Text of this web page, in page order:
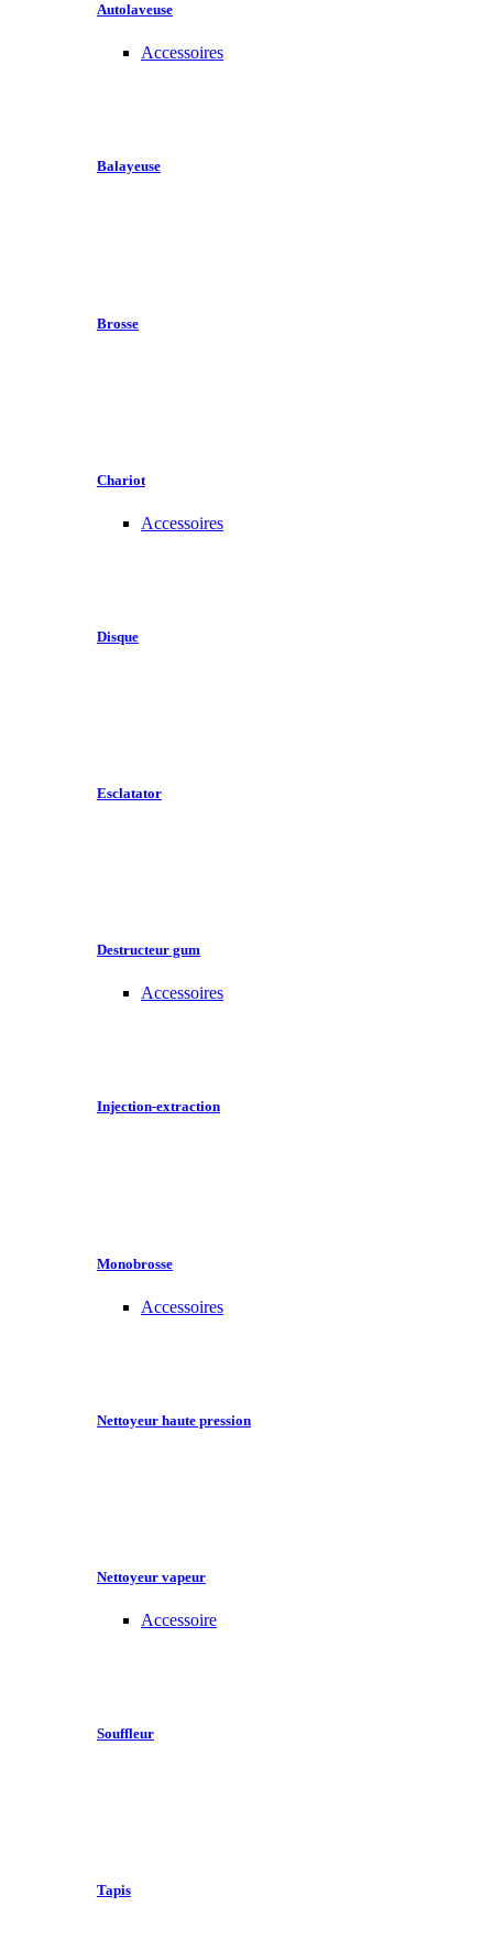
Autolaveuse
Accessoires
Balayeuse
Brosse
Chariot
Accessoires
Disque
Esclatator
Destructeur gum
Accessoires
Injection-extraction
Monobrosse
Accessoires
Nettoyeur haute pression
Nettoyeur vapeur
Accessoire
Souffleur
Tapis